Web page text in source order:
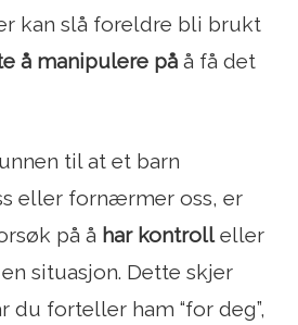
kan slå foreldre bli brukt
å manipulere på å få det
til at et barn
eller fornærmer oss, er
på å har kontrolleller
situasjon. Dette skjer
du forteller ham “for deg”,